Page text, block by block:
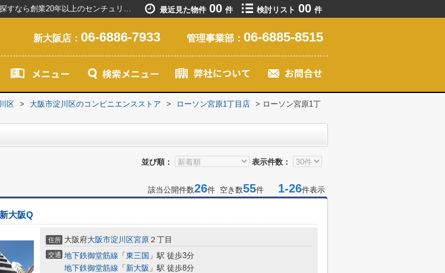
ローソン宮原1丁目店周辺の物件一覧｜新大阪駅で賃貸マンションを探すなら創業20年以上のセンチュリー21ライフネット・ライブグループ 最近見た物件 00 件 検討リスト 00 件
新大阪店： 06-6886-7933 管理事業部： 06-6885-8515
区 > 大阪市淀川区のコンビニエンスストア > ローソン宮原1丁目店 > ローソン宮原1丁
並び順： 表示件数：
該当公開件数26件 空き数55件 1-26件表示
大阪Q
住所 大阪府大阪市淀川区宮原 ２丁目
交通 地下鉄御堂筋線 「 東三国 」駅 徒歩3分
地下鉄御堂筋線 「 新大阪 」駅 徒歩8分